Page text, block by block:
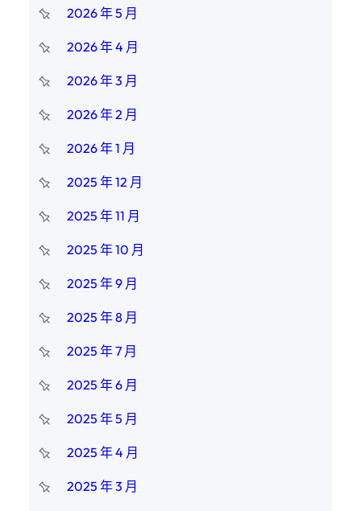
2026 年 5 月
2026 年 4 月
2026 年 3 月
2026 年 2 月
2026 年 1 月
2025 年 12 月
2025 年 11 月
2025 年 10 月
2025 年 9 月
2025 年 8 月
2025 年 7 月
2025 年 6 月
2025 年 5 月
2025 年 4 月
2025 年 3 月